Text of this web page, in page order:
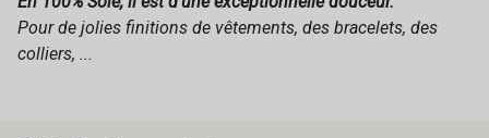
Pour de jolies finitions de vêtements, des bracelets, des
colliers, ...